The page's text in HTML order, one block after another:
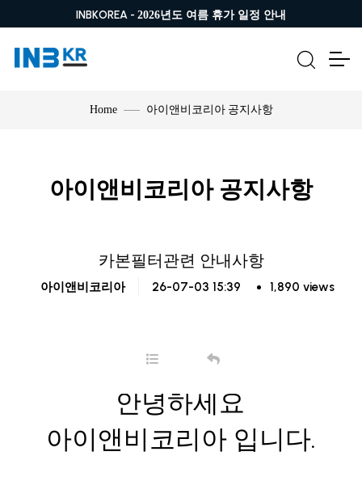
INBKOREA - 2026년도 여름 휴가 일정 안내
Home 아이앤비코리아 공지사항
아이앤비코리아 공지사항
카본필터관련 안내사항
아이앤비코리아 26-07-03 15:39 1,890 views
안녕하세요
아이앤비코리아 입니다.